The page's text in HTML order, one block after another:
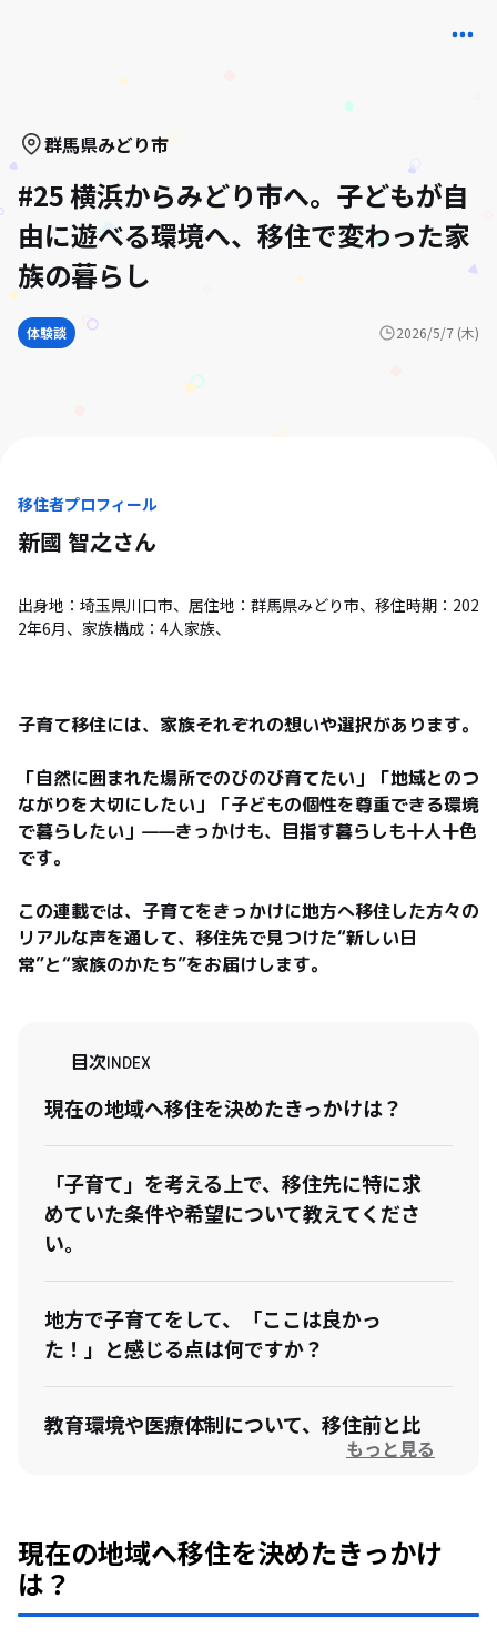
群馬県みどり市
#25 横浜からみどり市へ。子どもが自
由に遊べる環境へ、移住で変わった家
族の暮らし
体験談 2026/5/7 (木)
移住者プロフィール
新國 智之さん
出身地：埼玉県川口市、居住地：群馬県みどり市、移住時期：202
2年6月、家族構成：4人家族、
子育て移住には、家族それぞれの想いや選択があります。
「自然に囲まれた場所でのびのび育てたい」「地域とのつ
ながりを大切にしたい」「子どもの個性を尊重できる環境
で暮らしたい」——きっかけも、目指す暮らしも十人十色
です。
この連載では、子育てをきっかけに地方へ移住した方々の
リアルな声を通して、移住先で見つけた“新しい日
常”と“家族のかたち”をお届けします。
目次INDEX
現在の地域へ移住を決めたきっかけは？
「子育て」を考える上で、移住先に特に求
めていた条件や希望について教えてくださ
い。
地方で子育てをして、「ここは良かっ
た！」と感じる点は何ですか？
教育環境や医療体制について、移住前と比
べて感じた良かった点／不安だった点の両
実際に暮らしてみて、予想外だったこと
や、課題だと感じていることについて教え
てください。
もっと見る
現在の地域へ移住を決めたきっかけ
は？